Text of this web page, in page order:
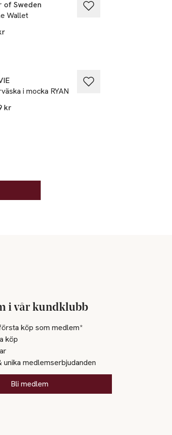
of Sweden
Wallet
finns i färgerna:
i mocka RYAN
kr
i vår kundklubb
köp som medlem*
köp
unika medlemserbjudanden
Bli medlem